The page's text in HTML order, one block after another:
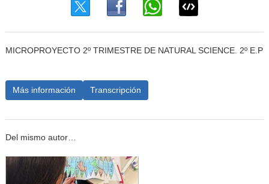
MICROPROYECTO 2º TRIMESTRE DE NATURAL SCIENCE. 2º E.P
Más información Transcripción
Del mismo autor…